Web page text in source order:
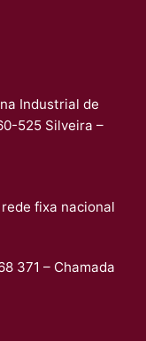
Industrial de
525 Silveira –
fixa nacional
371 – Chamada